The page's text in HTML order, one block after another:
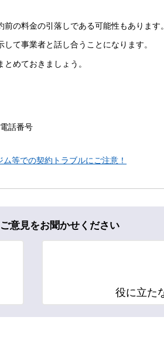
の料金の引落しである可能性もあります
て事業者と話し合うことになります。
めておきましょう。
話番号
等での契約トラブルにご注意！
意見をお聞かせください
役に立た